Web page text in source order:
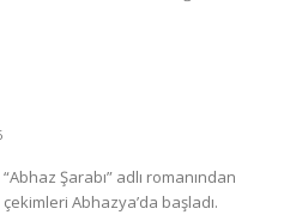
Şarabı” adlı romanından
Abhazya’da başladı.